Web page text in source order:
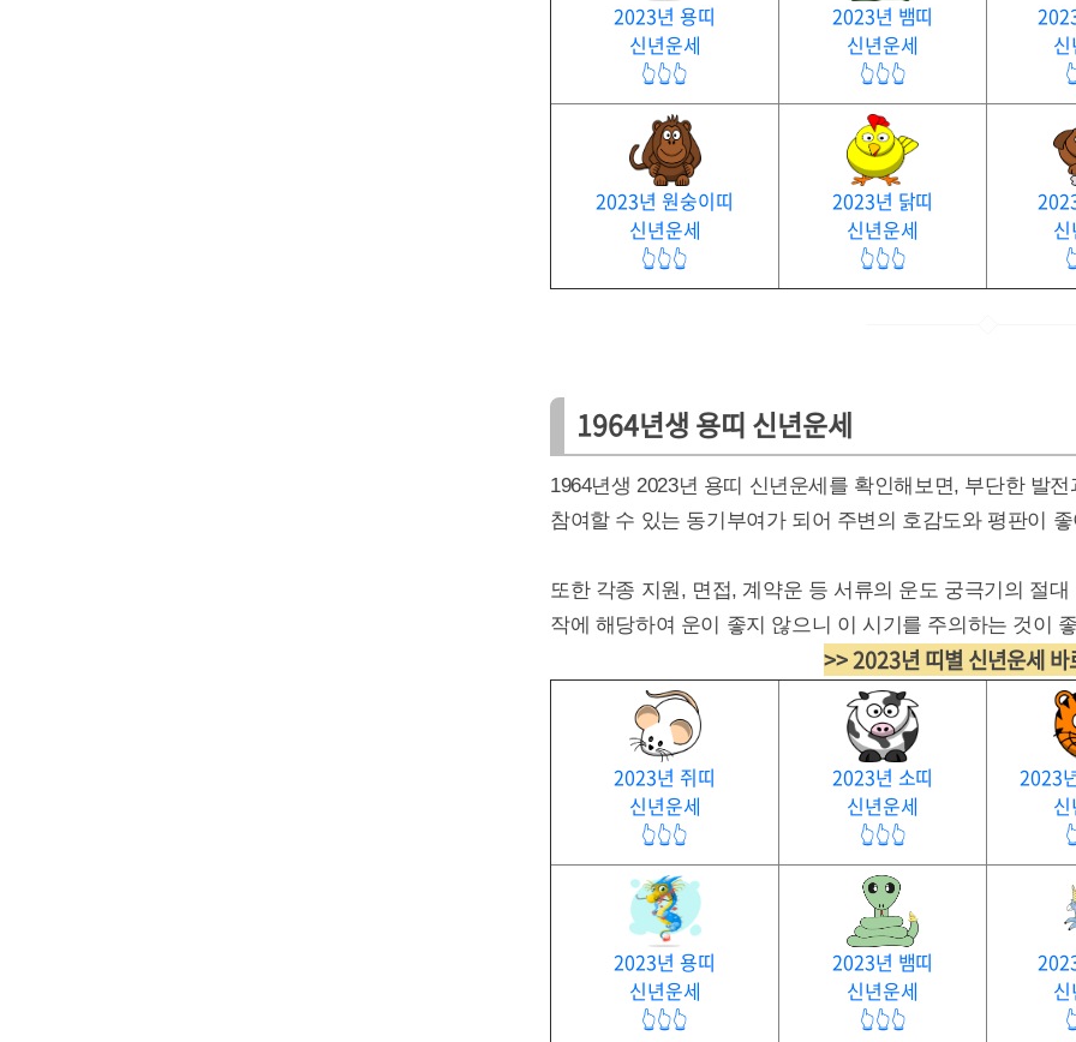
2023년 용띠
신년운세
👆👆👆
2023년 뱀띠
신년운세
👆👆👆
2023년 원숭이띠
신년운세
👆👆👆
2023년 닭띠
신년운세
👆👆👆
1964년생 용띠 신년운세
1964년생 2023년 용띠 신년운세를 확인해보면, 부단한 발
참여할 수 있는 동기부여가 되어 주변의 호감도와 평판이
또한 각종 지원, 면접, 계약운 등 서류의 운도 궁극기의 절
작에 해당하여 운이 좋지 않으니 이 시기를 주의하는 것이
>> 2023년 띠별 신년운세
2023년 쥐띠
신년운세
👆👆👆
2023년 소띠
신년운세
👆👆👆
2023
2023년 용띠
신년운세
👆👆👆
2023년 뱀띠
신년운세
👆👆👆